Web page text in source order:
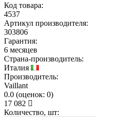
Код товара:
4537
Артикул производителя:
303806
Гарантия:
6 месяцев
Страна-производитель:
Италия
Производитель:
Vaillant
0.0 (оценок: 0)
17 082
Количество, шт: